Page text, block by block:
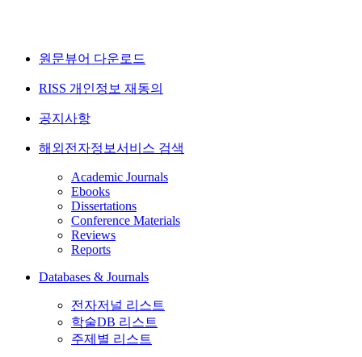
원문뷰어 다운로드
RISS 개인정보 재동의
공지사항
해외전자정보서비스 검색
Academic Journals
Ebooks
Dissertations
Conference Materials
Reviews
Reports
Databases & Journals
전자저널 리스트
학술DB 리스트
주제별 리스트